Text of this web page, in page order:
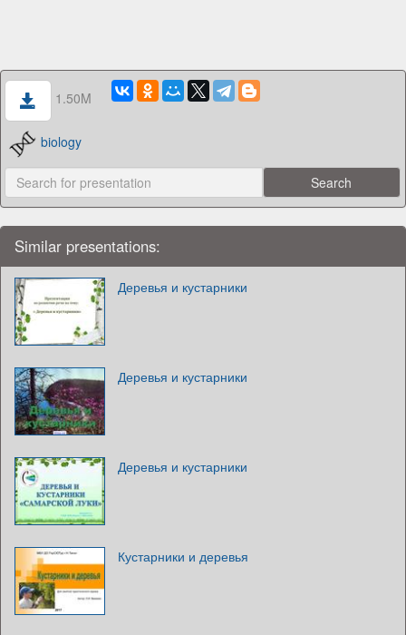
1.50M
biology
Similar presentations:
Деревья и кустарники
Деревья и кустарники
Деревья и кустарники
Кустарники и деревья